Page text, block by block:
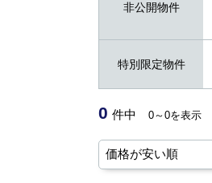
非公開物件
特別限定物件
0 件中 0～0を表示